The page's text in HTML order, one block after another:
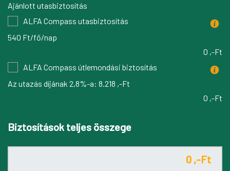
Ajánlott utasbiztosítás
ALFA Compass utasbiztosítás
540 Ft/fő/nap
0 ,-Ft
ALFA Compass útlemondási biztosítás
Az utazás díjának 2,8%-a: 8.218 ,-Ft
0 ,-Ft
Biztosítások teljes összege